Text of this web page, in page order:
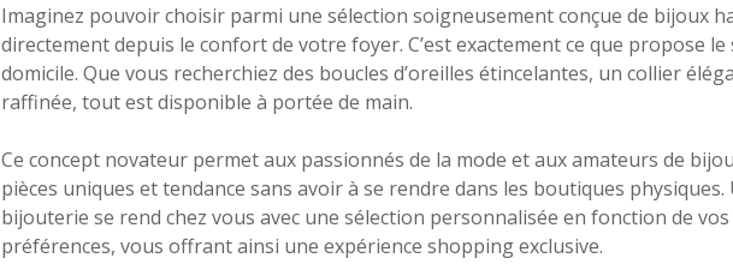
Imaginez pouvoir choisir parmi une sélection soigneusement conçue de bijoux
directement depuis le confort de votre foyer. C’est exactement ce que propose le
domicile. Que vous recherchiez des boucles d’oreilles étincelantes, un collier
raffinée, tout est disponible à portée de main.
Ce concept novateur permet aux passionnés de la mode et aux amateurs de
pièces uniques et tendance sans avoir à se rendre dans les boutiques physiques.
bijouterie se rend chez vous avec une sélection personnalisée en fonction de
préférences, vous offrant ainsi une expérience shopping exclusive.